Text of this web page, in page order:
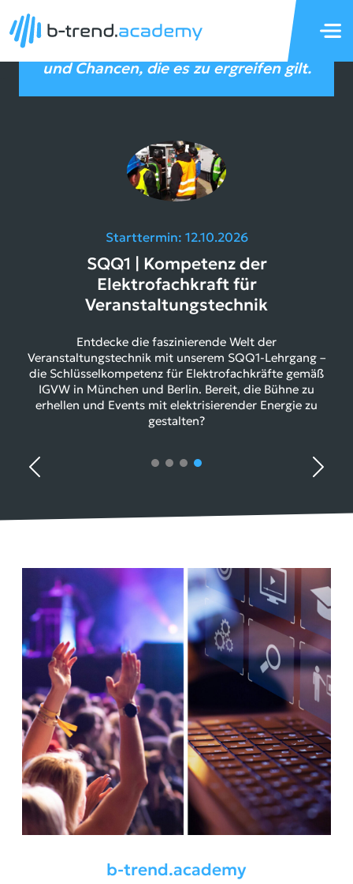
Die Branche ist voller Möglichkeiten
und Chancen, die es zu ergreifen gilt.
zur Fachkraft für Veranstaltungstechnik
(IHK)
Weiterbildung
für die Veranstaltungs- und Medienbranche
Starttermin: 12.10.2026
SQQ1 | Kompetenz der
Elektrofachkraft für
Veranstaltungstechnik
Entdecke die faszinierende Welt der
Veranstaltungstechnik mit unserem SQQ1-Lehrgang –
die Schlüsselkompetenz für Elektrofachkräfte gemäß
IGVW in München und Berlin. Bereit, die Bühne zu
erhellen und Events mit elektrisierender Energie zu
gestalten?
b-trend.academy